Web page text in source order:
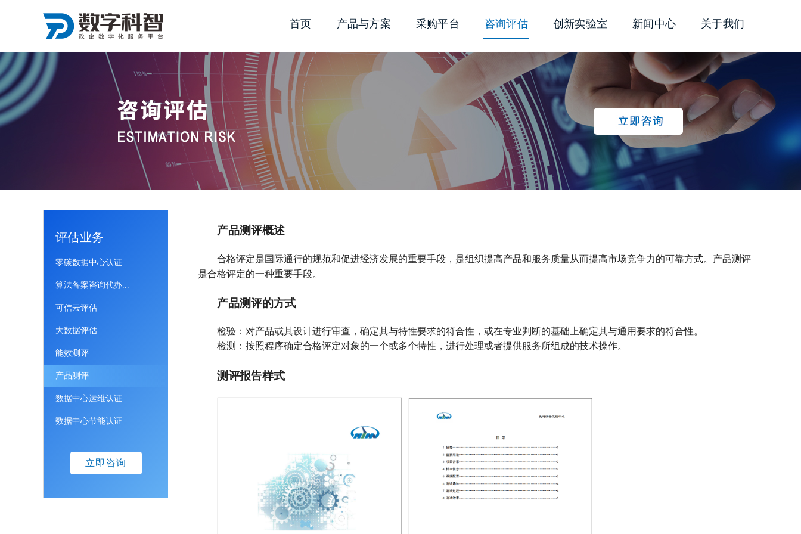
首页 产品与方案 采购平台 咨询评估 创新实验室 新闻中心 关于我们
评估业务
零碳数据中心认证
算法备案咨询代办...
可信云评估
大数据评估
能效测评
产品测评
数据中心运维认证
数据中心节能认证
立即咨询
产品测评概述
合格评定是国际通行的规范和促进经济发展的重要手段，是组织提高产品和服务质量从而提高市场竞争力的可靠方式。产品测评
是合格评定的一种重要手段。
产品测评的方式
检验：对产品或其设计进行审查，确定其与特性要求的符合性，或在专业判断的基础上确定其与通用要求的符合性。
检测：按照程序确定合格评定对象的一个或多个特性，进行处理或者提供服务所组成的技术操作。
测评报告样式